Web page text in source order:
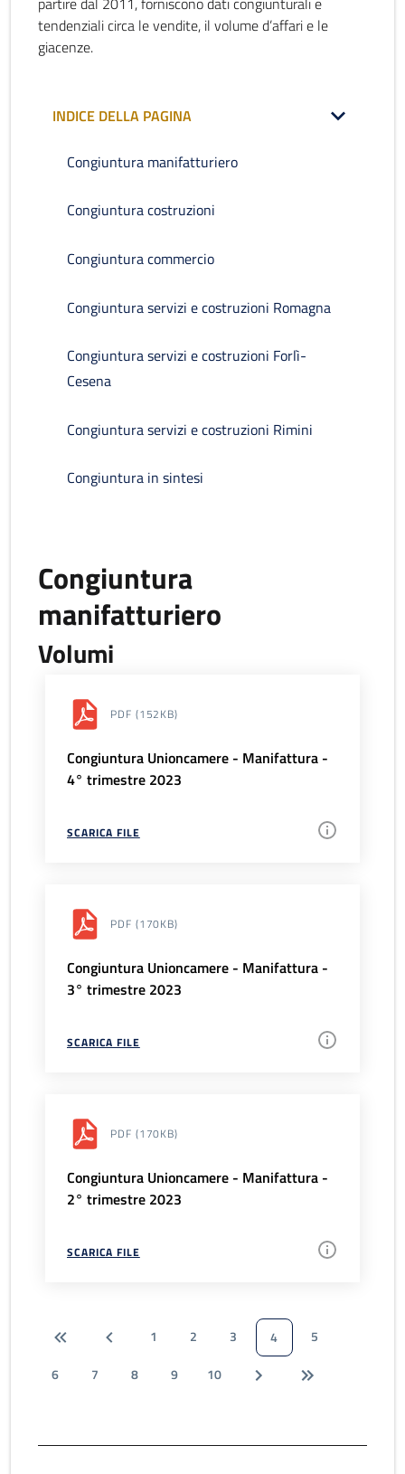
tendenziali circa le vendite, il volume d’affari e le
giacenze.
INDICE DELLA PAGINA
Congiuntura manifatturiero
Congiuntura costruzioni
Congiuntura commercio
Congiuntura servizi e costruzioni Romagna
Congiuntura servizi e costruzioni Forlì-
Cesena
Congiuntura servizi e costruzioni Rimini
Congiuntura in sintesi
Congiuntura
manifatturiero
Volumi
PDF (152KB)
Congiuntura Unioncamere - Manifattura -
4° trimestre 2023
SCARICA FILE
PDF (170KB)
Congiuntura Unioncamere - Manifattura -
3° trimestre 2023
SCARICA FILE
PDF (170KB)
Congiuntura Unioncamere - Manifattura -
2° trimestre 2023
SCARICA FILE
1 2 3 4
5
6
7 8 9 10